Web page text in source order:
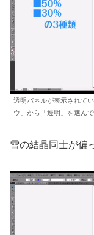
透明パネルが表示されて
ウ」から「透明」を選んで
雪の結晶同士が偏